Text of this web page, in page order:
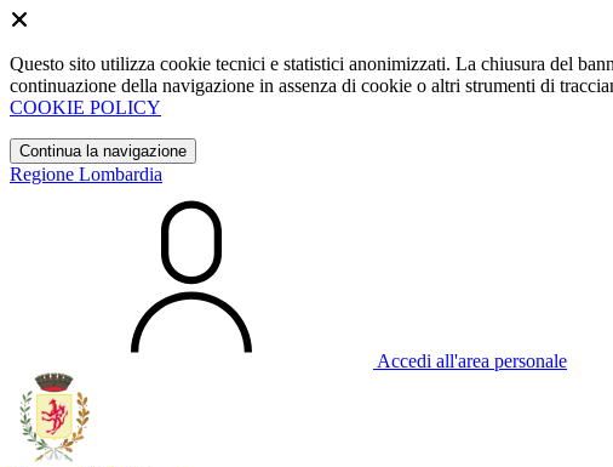
Questo sito utilizza cookie tecnici e statistici anonimizzati. La chiusura del
continuazione della navigazione in assenza di cookie o altri strumenti di
COOKIE POLICY
Continua la navigazione
Regione Lombardia
Accedi all'area personale